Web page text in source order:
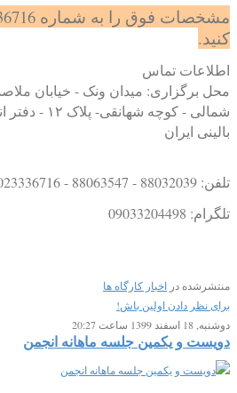
کنید.
اطلاعات تماس
محل برگزاری: میدان ونک - خیابان
شمالی - کوچه
بالینی ایران
تلفن: 88032039 - 88063547 - 09023336716 - 09126112648
تلگرام: 09033204498
منتشرشده در اخبار کارگاه ها
برای نظر دادن اولین باش!
دوشنبه, 18 اسفند 1399 ساعت 20:27
دویست و یکمین جلسه ماهانه انجمن